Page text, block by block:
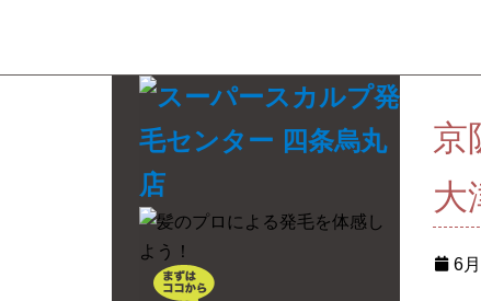
京
大
6